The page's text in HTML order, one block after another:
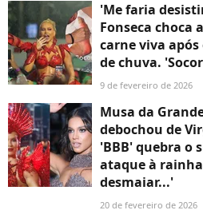
'Me faria
Fonseca choca
carne viva
de chuva.
9 de fevereiro de 2026
Musa da
debochou de
'BBB' quebra o
ataque à
desmaiar...'
20 de fevereiro de 2026